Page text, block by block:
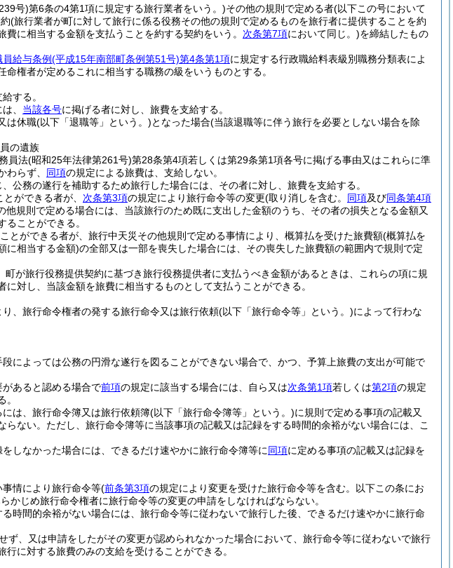
号)第6条の4第1項に規定する旅行業者をいう。)その他の規則で定める者(以下この号において
(旅行業者が町に対して旅行に係る役務その他の規則で定めるものを旅行者に提供することを約
に相当する金額を支払うことを約する契約をいう。 次条第7項において同じ。)を締結したもの
給与条例(平成15年南部町条例第51号)第4条第1項に規定する行政職給料表級別職務分類表によ
権者が定めるこれに相当する職務の級をいうものとする。
する。
、 当該各号に掲げる者に対し、旅費を支給する。
は休職(以下「退職等」という。)となった場合(当該退職等に伴う旅行を必要としない場合を除
の遺族
員法(昭和25年法律第261号)第28条第4項若しくは第29条第1項各号に掲げる事由又はこれらに準
わらず、 同項の規定による旅費は、支給しない。
公務の遂行を補助するため旅行した場合には、その者に対し、旅費を支給する。
ができる者が、 次条第3項の規定により旅行命令等の変更(取り消しを含む。 同項及び同条第4項
他規則で定める場合には、当該旅行のため既に支出した金額のうち、その者の損失となる金額又
ことができる。
とができる者が、旅行中天災その他規則で定める事情により、概算払を受けた旅費額(概算払を
に相当する金額)の全部又は一部を喪失した場合には、その喪失した旅費額の範囲内で規則で定
町が旅行役務提供契約に基づき旅行役務提供者に支払うべき金額があるときは、これらの項に規
対し、当該金額を旅費に相当するものとして支払うことができる。
、旅行命令権者の発する旅行命令又は旅行依頼(以下「旅行命令等」という。)によって行わな
によっては公務の円滑な遂行を図ることができない場合で、かつ、予算上旅費の支出が可能で
あると認める場合で前項の規定に該当する場合には、自ら又は次条第1項若しくは第2項の規定
は、旅行命令簿又は旅行依頼簿(以下「旅行命令簿等」という。)に規則で定める事項の記載又
ない。 ただし、旅行命令簿等に当該事項の記載又は記録をする時間的余裕がない場合には、こ
しなかった場合には、できるだけ速やかに旅行命令簿等に同項に定める事項の記載又は記録を
情により旅行命令等(前条第3項の規定により変更を受けた旅行命令等を含む。以下この条にお
かじめ旅行命令権者に旅行命令等の変更の申請をしなければならない。
時間的余裕がない場合には、旅行命令等に従わないで旅行した後、できるだけ速やかに旅行命
ず、又は申請をしたがその変更が認められなかった場合において、旅行命令等に従わないで旅行
に対する旅費のみの支給を受けることができる。